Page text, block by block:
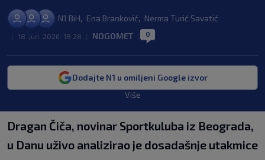
N1 BiH, Ena Branković, Nerma Turić Savatić
18. jun. 2026. 18:28 NOGOMET 0
Dodajte N1 u omiljeni Google izvor
Više
Dragan Čiča, novinar Sportkuluba iz Beograda,
u Danu uživo analizirao je dosadašnje utakmice